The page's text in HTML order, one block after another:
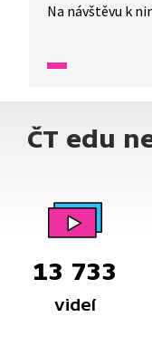
Na návštěvu k
na potravinách
ČT edu
13 733
videí